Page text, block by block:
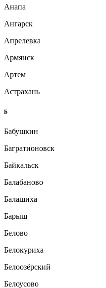
Анапа
Ангарск
Апрелевка
Армянск
Артем
Астрахань
Б
Бабушкин
Багратионовск
Байкальск
Балабаново
Балашиха
Барыш
Белово
Белокуриха
Белоозёрский
Белоусово